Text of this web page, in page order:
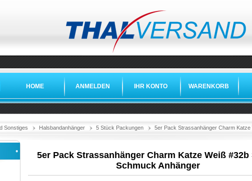
HOME ANMELDEN IHR KONTO WARENKORB
Sonstiges Halsbandanhänger 5 Stück Packungen 5er Pack Strassanhänger Charm
5er Pack Strassanhänger Charm Katze Weiß #32b
Schmuck Anhänger